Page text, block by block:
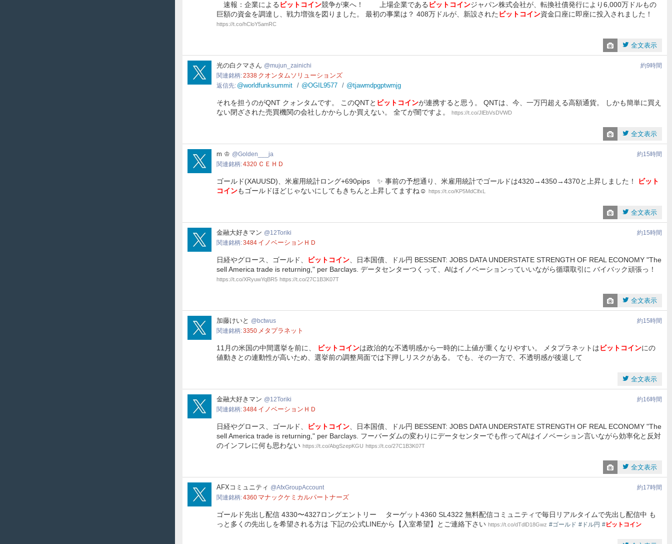
速報：企業による ビットコイン競争が東へ！ 上場企業である ビットコインジャパン株式会社が、転換社債発行により6,000万ドルもの
巨額の資金を調達し、戦力増強を図りました。 最初の事業は？ 408万ドルが、新設された ビットコイン資金口座に即座に投入されました！
https://t.co/hCloY5amRC
全文表示
mujun_zainichi
光の白クマさん mujun_zainichi
約9時間
関連銘柄 2338 クオンタムソリューションズ
返信先 @worldfunksummit @OGIL9577 @tjawmdpgptwmjg
それを担うのがQNT クォンタムです。 このQNTと ビットコインが連携すると思う。 QNTは、今、一万円超える高額通貨。 しかも簡単に買え
ない閉ざされた売買機関の会社しかからしか買えない。 全てが闇ですよ。
https://t.co/JlEbVsDVWD
全文表示
Golden___ja
m ♔ Golden___ja
約15時間
関連銘柄 4320 ＣＥＨＤ
ゴールド(XAUUSD)、米雇用統計ロング+690pips ✨ 事前の予想通り、米雇用統計でゴールドは4320→4350→4370と上昇しました！
ビット
コインもゴールドほどじゃないにしてもきちんと上昇してますね☺ https://t.co/KP5MdClfxL
全文表示
12Toriki
金融大好きマン 12Toriki
約15時間
関連銘柄 3484 イノベーションＨＤ
日経やグロース、ゴールド、 ビットコイン 、日本国債、ドル円 BESSENT: JOBS DATA UNDERSTATE STRENGTH OF REAL ECONOMY "The
sell America trade is returning," per Barclays. データセンターつくって、AIはイノベーションっていいながら循環取引に バイバック頑張っ！
https://t.co/XRyuwYqBR5 https://t.co/27C1B3K07T
全文表示
bctwus
加藤けいと bctwus
約15時間
関連銘柄 3350 メタプラネット
11月の米国の中間選挙を前に、 ビットコインは政治的な不透明感から一時的に上値が重くなりやすい。 メタプラネットはビットコインにの
値動きとの連動性が高いため、選挙前の調整局面では下押しリスクがある。 でも、その一方で、不透明感が後退して
全文表示
12Toriki
金融大好きマン 12Toriki
約16時間
関連銘柄 3484 イノベーションＨＤ
日経やグロース、ゴールド、 ビットコイン 、日本国債、ドル円 BESSENT: JOBS DATA UNDERSTATE STRENGTH OF REAL ECONOMY "The
sell America trade is returning," per Barclays. フーバーダムの変わりにデータセンターでも作ってAIはイノベーション言いながら効率化と反対
のインフレに何も思わない https://t.co/AbgSzepKGU https://t.co/27C1B3K07T
全文表示
AfxGroupAccount
AFXコミュニティ AfxGroupAccount
約17時間
関連銘柄 4360 マナックケミカルパートナーズ
ゴールド先出し配信 4330〜4327ロングエントリー ターゲット4360 SL4322 無料配信コミュニティで毎日リアルタイムで先出し配信中 も
っと多くの先出しを希望される方は 下記の公式LINEから【入室希望】とご連絡下さい https://t.co/dTdlD18Gwz #ゴールド #ドル円 #ビットコイン